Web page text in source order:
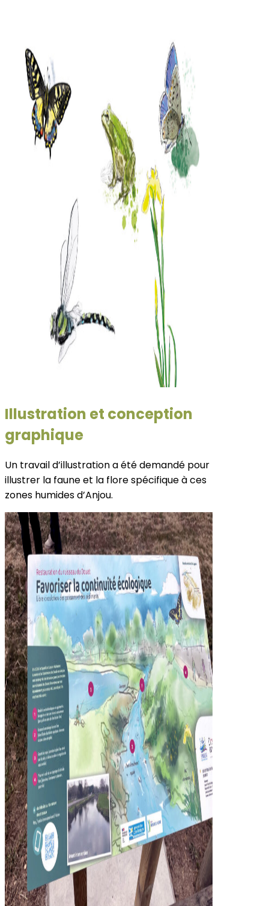
Illustration et conception
graphique
Un travail d’illustration a été demandé pour
illustrer la faune et la flore spécifique à ces
zones humides d’Anjou.